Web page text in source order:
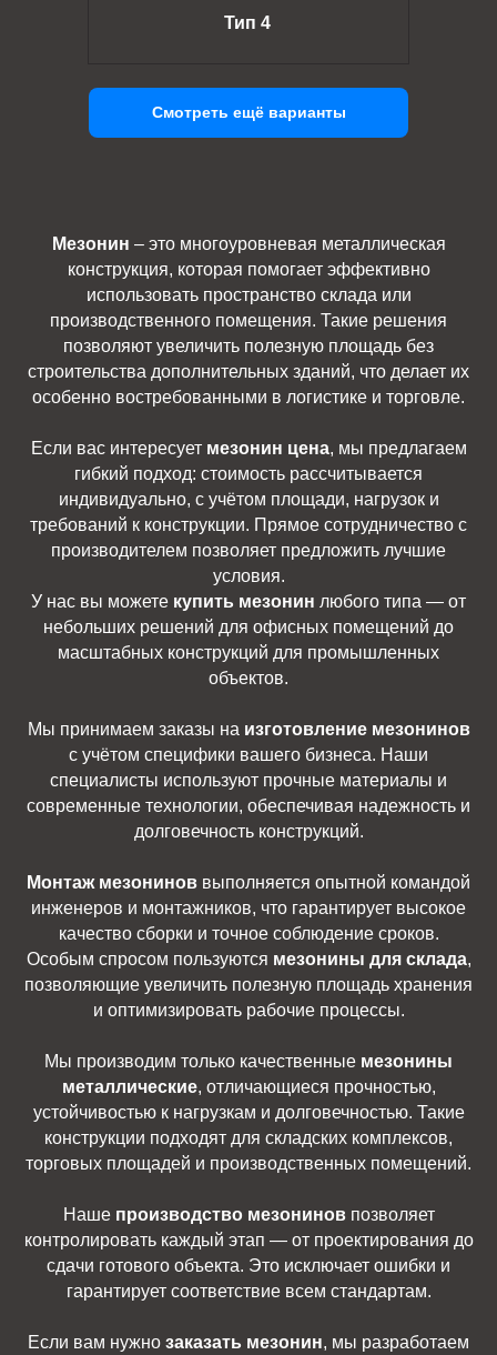
Тип 4
Смотреть ещё варианты
Мезонин – это многоуровневая металлическая
конструкция, которая помогает эффективно
использовать пространство склада или
производственного помещения. Такие решения
позволяют увеличить полезную площадь без
строительства дополнительных зданий, что делает их
особенно востребованными в логистике и торговле.
Если вас интересует мезонин цена, мы предлагаем
гибкий подход: стоимость рассчитывается
индивидуально, с учётом площади, нагрузок и
требований к конструкции. Прямое сотрудничество с
производителем позволяет предложить лучшие
условия.
У нас вы можете купить мезонин любого типа — от
небольших решений для офисных помещений до
масштабных конструкций для промышленных
объектов.
Мы принимаем заказы на изготовление мезонинов
с учётом специфики вашего бизнеса. Наши
специалисты используют прочные материалы и
современные технологии, обеспечивая надежность и
долговечность конструкций.
Монтаж мезонинов выполняется опытной командой
инженеров и монтажников, что гарантирует высокое
качество сборки и точное соблюдение сроков.
Особым спросом пользуются мезонины для склада,
позволяющие увеличить полезную площадь хранения
и оптимизировать рабочие процессы.
Мы производим только качественные мезонины
металлические, отличающиеся прочностью,
устойчивостью к нагрузкам и долговечностью. Такие
конструкции подходят для складских комплексов,
торговых площадей и производственных помещений.
Наше производство мезониновпозволяет
контролировать каждый этап — от проектирования до
сдачи готового объекта. Это исключает ошибки и
гарантирует соответствие всем стандартам.
Если вам нужно заказать мезонин, мы разработаем